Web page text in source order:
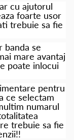
cu ajutorul
foarte usor
trebuie sa fie
se
mare avantaj
poate inlocui
pentru
ce selectam
numarul
trebuie sa fie